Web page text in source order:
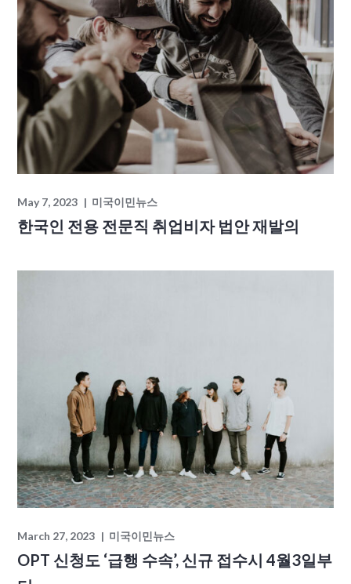
May 7, 2023 미국이민뉴스
한국인 전용 전문직 취업비자 법안 재발의
March 27, 2023 미국이민뉴스
OPT 신청도 ‘급행 수속’, 신규 접수시 4월3일부